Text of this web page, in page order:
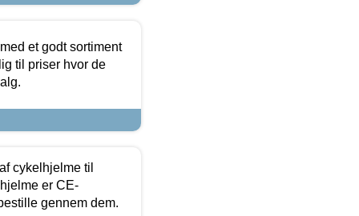
et godt sortiment
til priser hvor de
cykelhjelme til
er CE-
gennem dem.